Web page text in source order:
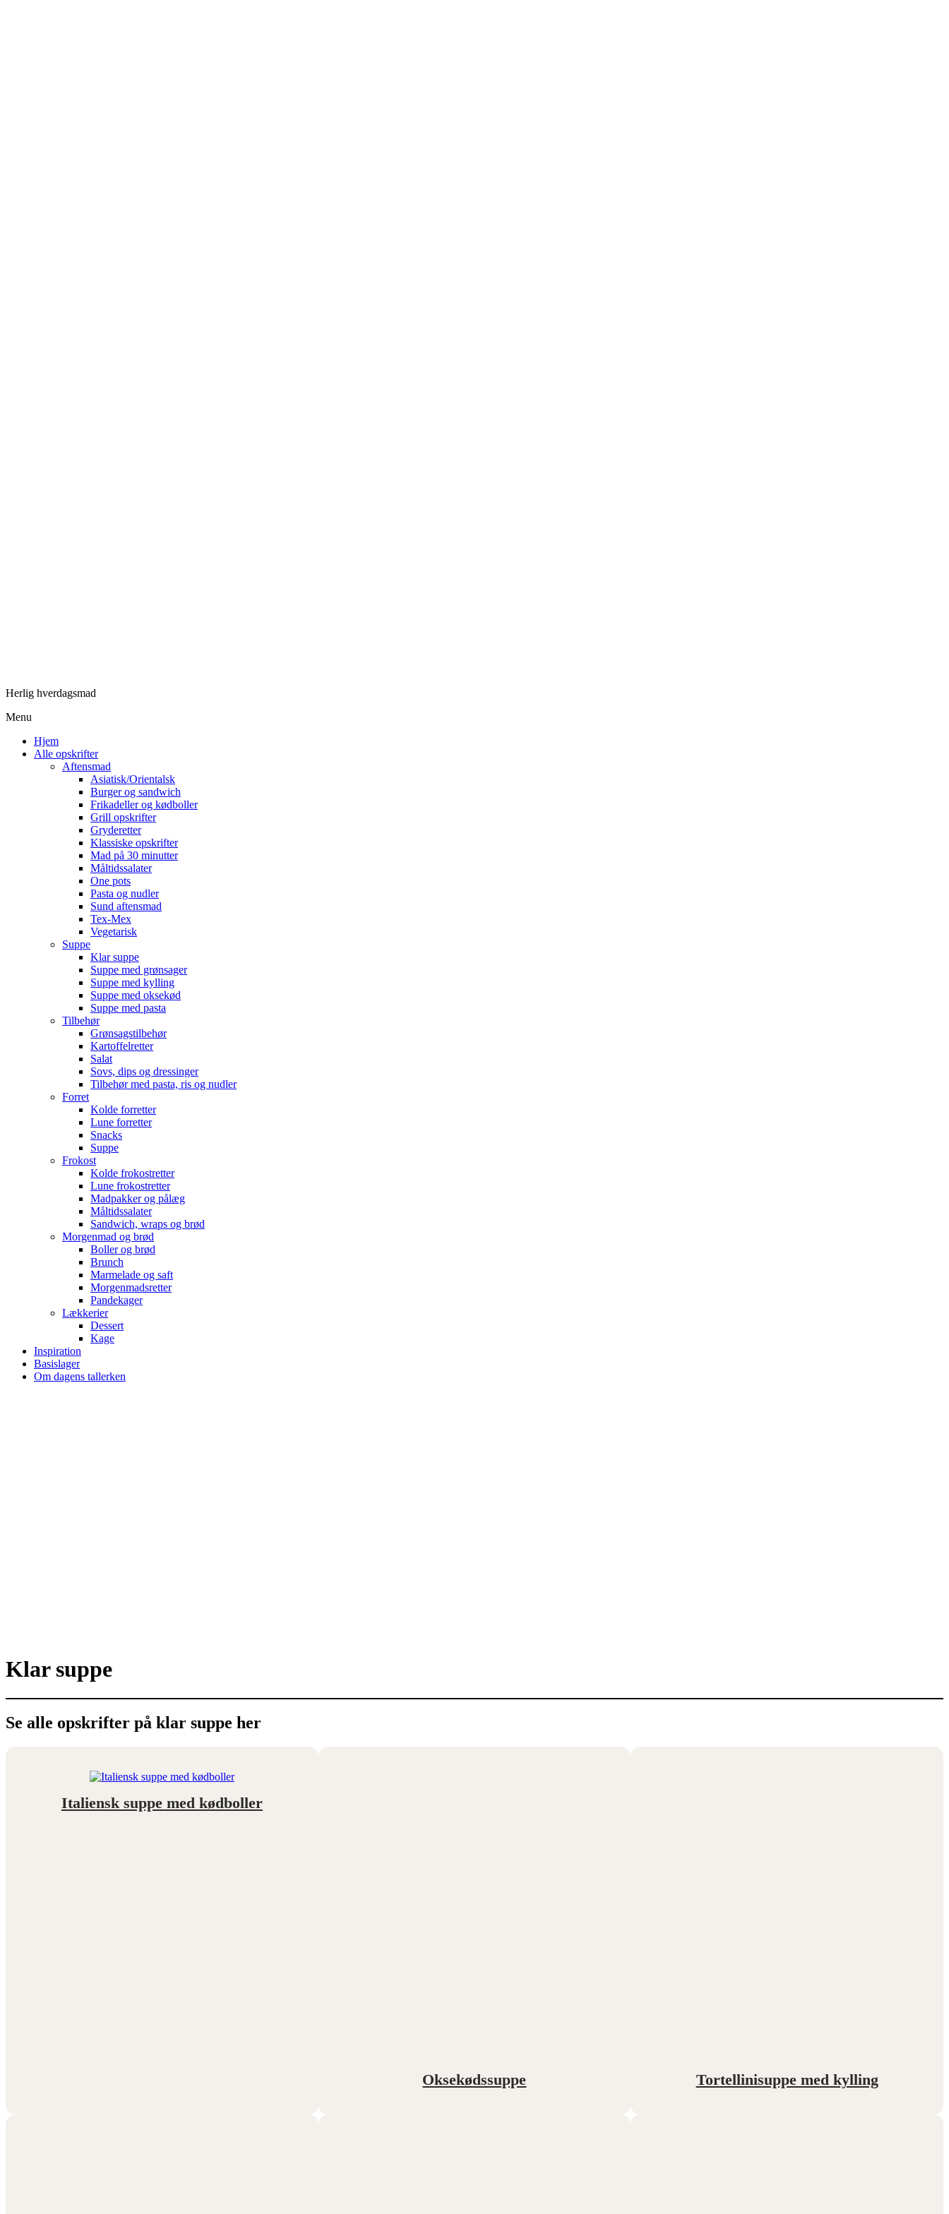
Herlig hverdagsmad
Menu
Hjem
Alle opskrifter
Aftensmad
Asiatisk/Orientalsk
Burger og sandwich
Frikadeller og kødboller
Grill opskrifter
Gryderetter
Klassiske opskrifter
Mad på 30 minutter
Måltidssalater
One pots
Pasta og nudler
Sund aftensmad
Tex-Mex
Vegetarisk
Suppe
Klar suppe
Suppe med grønsager
Suppe med kylling
Suppe med oksekød
Suppe med pasta
Tilbehør
Grønsagstilbehør
Kartoffelretter
Salat
Sovs, dips og dressinger
Tilbehør med pasta, ris og nudler
Forret
Kolde forretter
Lune forretter
Snacks
Suppe
Frokost
Kolde frokostretter
Lune frokostretter
Madpakker og pålæg
Måltidssalater
Sandwich, wraps og brød
Morgenmad og brød
Boller og brød
Brunch
Marmelade og saft
Morgenmadsretter
Pandekager
Lækkerier
Dessert
Kage
Inspiration
Basislager
Om dagens tallerken
Klar suppe
Se alle opskrifter på klar suppe her
Italiensk suppe med kødboller
Oksekødssuppe Tortellinisuppe med kylling